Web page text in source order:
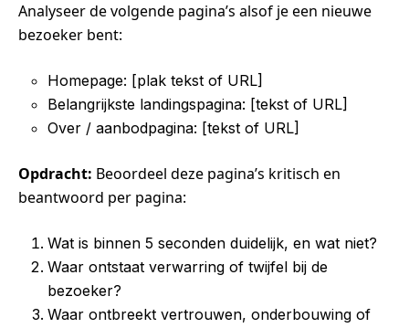
Analyseer de volgende pagina’s alsof je een nieuwe
bezoeker bent:
Homepage: [plak tekst of URL]
Belangrijkste landingspagina: [tekst of URL]
Over / aanbodpagina: [tekst of URL]
Opdracht: Beoordeel deze pagina’s kritisch en
beantwoord per pagina:
Wat is binnen 5 seconden duidelijk, en wat niet?
Waar ontstaat verwarring of twijfel bij de
bezoeker?
Waar ontbreekt vertrouwen, onderbouwing of